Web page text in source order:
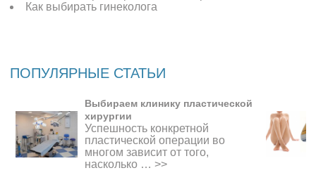
Как выбирать гинеколога
ПОПУЛЯРНЫЕ СТАТЬИ
Выбираем клинику пластической
хирургии
Успешность конкретной
пластической операции во
многом зависит от того,
насколько … >>